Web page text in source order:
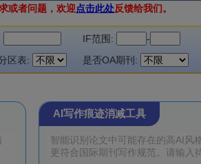
或者问题，欢迎点击此处反馈给我们。
IF范围: -
区表: 是否OA期刊:
AI写作痕迹消减工具